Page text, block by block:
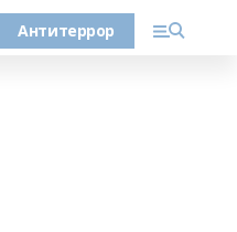
Антитеррор